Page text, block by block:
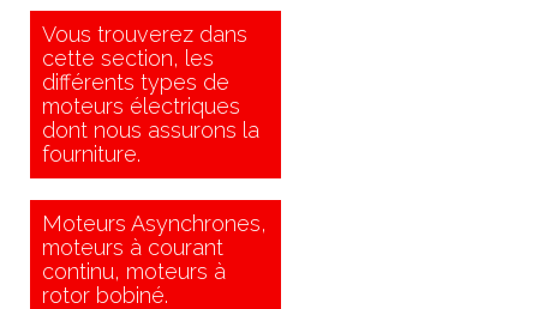
Vous trouverez dans
cette section, les
différents types de
moteurs électriques
dont nous assurons la
fourniture.
Moteurs Asynchrones,
moteurs à courant
continu, moteurs à
rotor bobiné.